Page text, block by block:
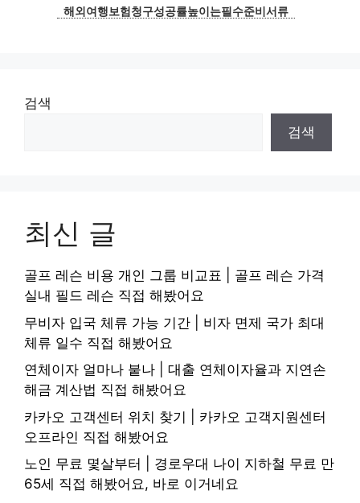
해외여행보험청구성공률높이는필수준비서류
검색
검색
최신 글
골프 레슨 비용 개인 그룹 비교표 | 골프 레슨 가격
실내 필드 레슨 직접 해봤어요
무비자 입국 체류 가능 기간 | 비자 면제 국가 최대
체류 일수 직접 해봤어요
연체이자 얼마나 붙나 | 대출 연체이자율과 지연손
해금 계산법 직접 해봤어요
카카오 고객센터 위치 찾기 | 카카오 고객지원센터
오프라인 직접 해봤어요
노인 무료 몇살부터 | 경로우대 나이 지하철 무료 만
65세 직접 해봤어요, 바로 이거네요